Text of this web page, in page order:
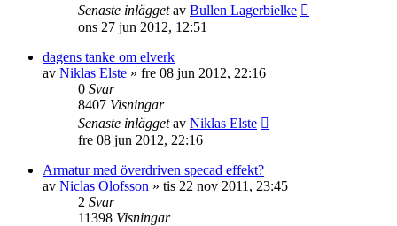
Senaste inläggetav Bullen Lagerbielke
ons 27 jun 2012, 12:51
dagens tanke om elverk
av Niklas Elste » fre 08 jun 2012, 22:16
0 Svar
8407 Visningar
Senaste inläggetav Niklas Elste
fre 08 jun 2012, 22:16
Armatur med överdriven specad effekt?
av Niclas Olofsson » tis 22 nov 2011, 23:45
2 Svar
11398 Visningar